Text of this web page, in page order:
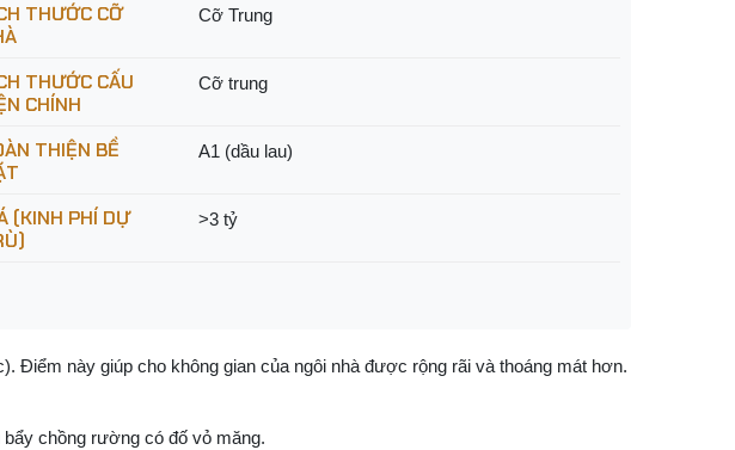
THƯỚC CỠ
Cỡ Trung
THƯỚC CẤU
CHÍNH
Cỡ trung
THIỆN BỀ
A1 (dầu lau)
(KINH PHÍ DỰ
>3 tỷ
này giúp cho không gian của ngôi nhà được rộng rãi và thoáng mát hơn.
chồng rường có đố vỏ măng.